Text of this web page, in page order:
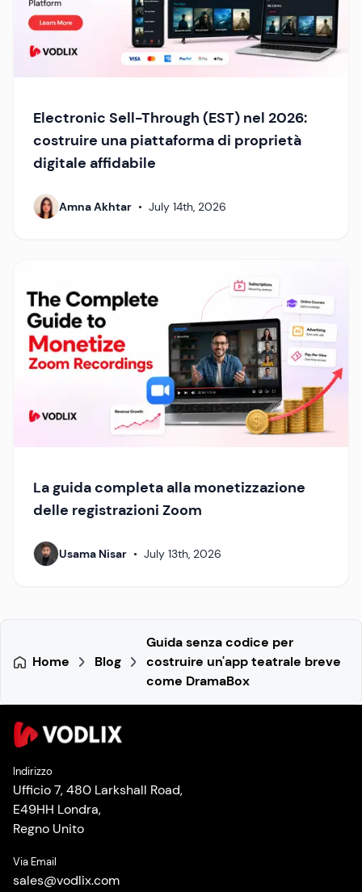
Electronic Sell-Through (EST) nel 2026:
costruire una piattaforma di proprietà
digitale affidabile
Amna Akhtar • July 14th, 2026
La guida completa alla monetizzazione
delle registrazioni Zoom
Usama Nisar • July 13th, 2026
Home Blog
Guida senza codice per
costruire un'app teatrale breve
come DramaBox
Indirizzo
Ufficio 7, 480 Larkshall Road,
E49HH Londra,
Regno Unito
Via Email
sales@vodlix.com